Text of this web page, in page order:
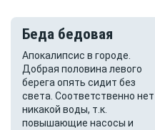
Беда бедовая
Апокалипсис в городе.
Добрая половина левого
берега опять сидит без
света. Соответственно нет
никакой воды, т.к.
повышающие насосы и